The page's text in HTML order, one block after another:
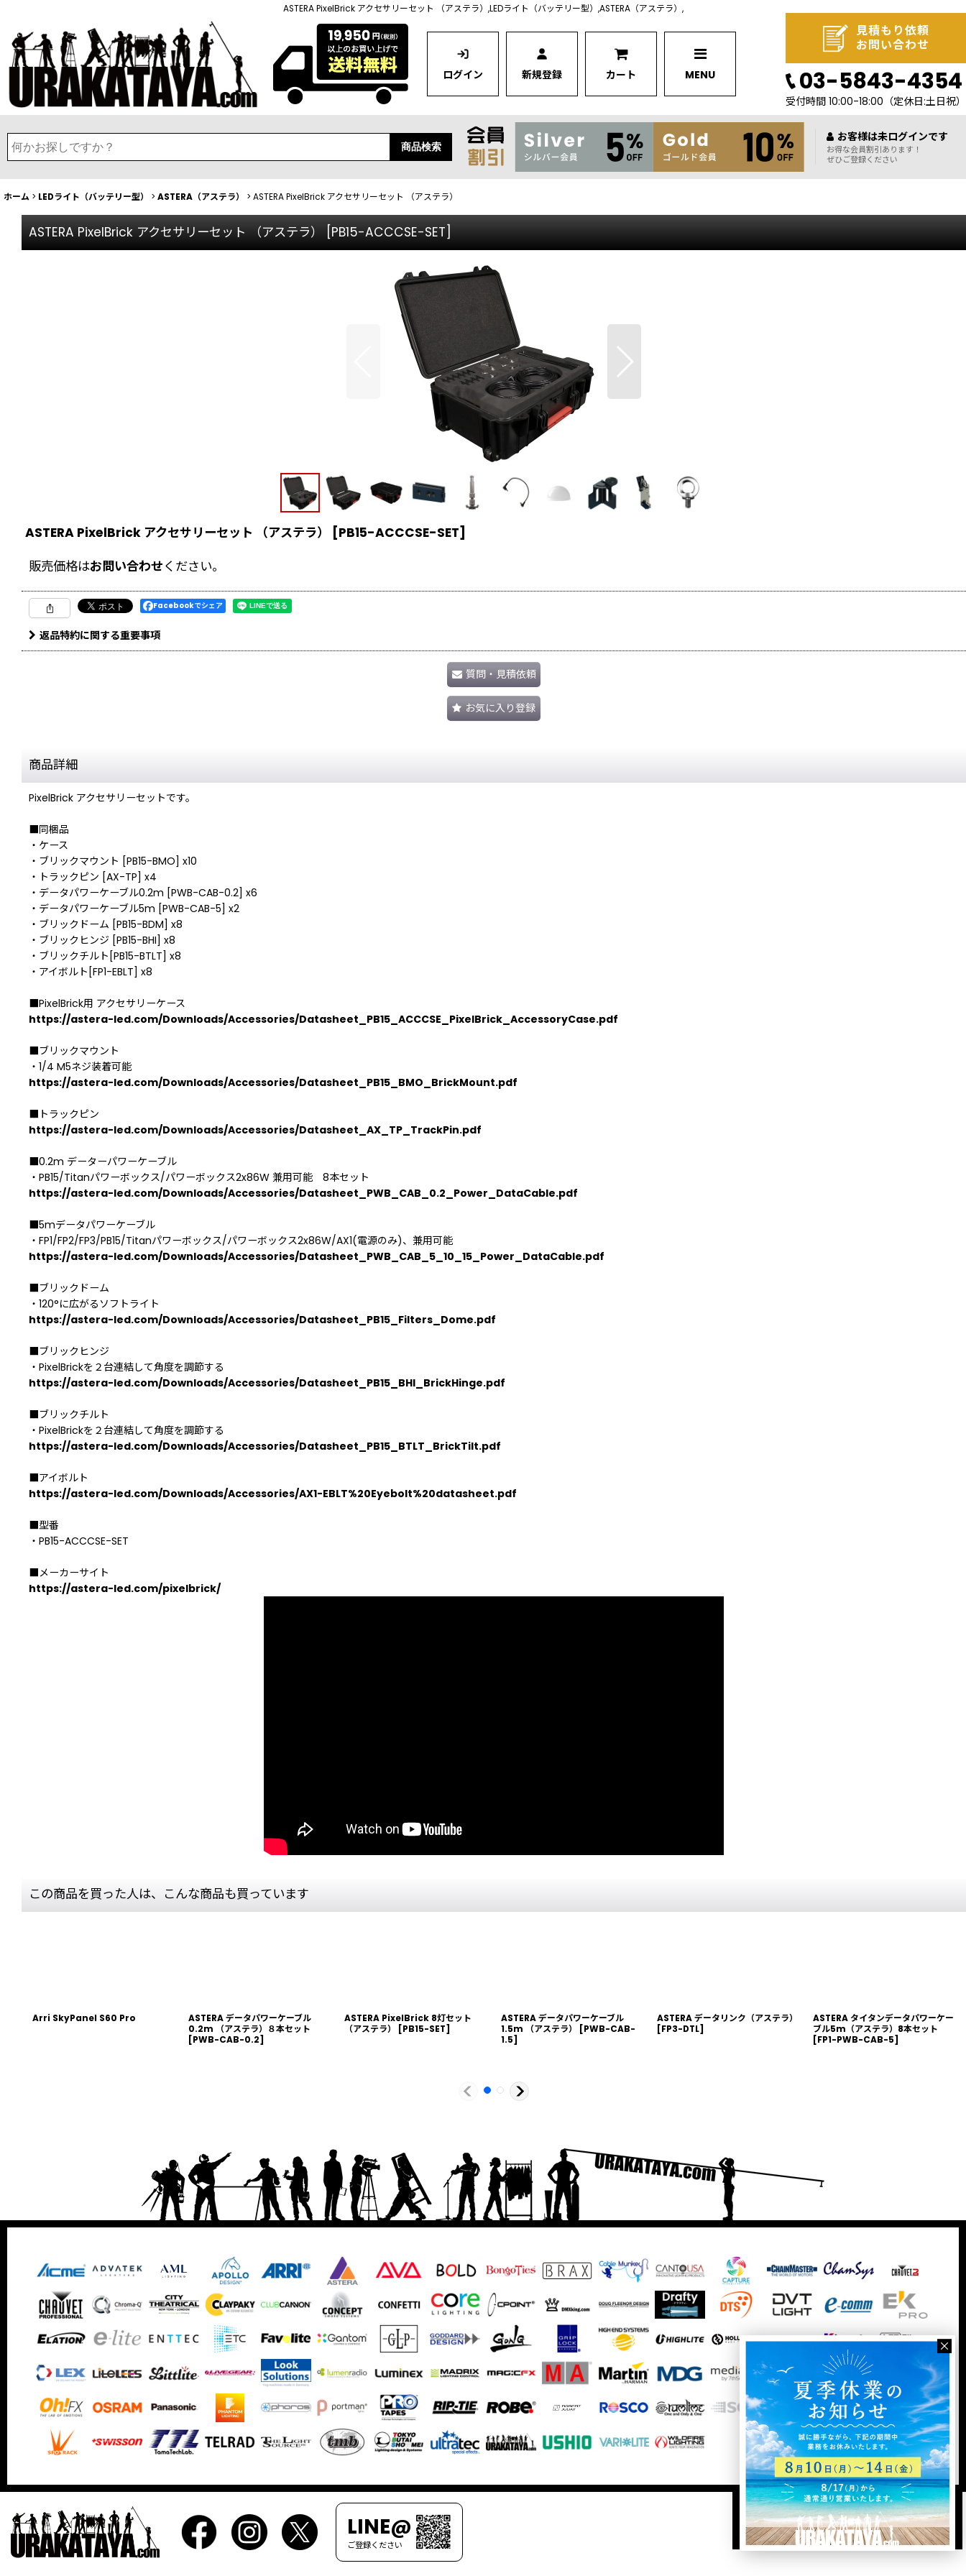
ASTERA PixelBrick アクセサリーセット （アステラ）,LEDライト（バッテリー型）,ASTERA（アステラ）,
ログイン 新規登録 カート MENU
見積もり依頼
お問い合わせ
03-5843-4354
受付時間 10:00-18:00 （定休日:土日祝）
商品検索
お客様は未ログインです
お得な会員割引あります！
ぜひご登録ください
ホーム > LEDライト（バッテリー型） > ASTERA（アステラ） > ASTERA PixelBrick アクセサリーセット （アステラ）
ASTERA PixelBrick アクセサリーセット （アステラ） PB15-ACCCSE-SET
ASTERA PixelBrick アクセサリーセット （アステラ） [PB15-ACCCSE-SET]
販売価格はお問い合わせください。
Facebookでシェア
返品特約に関する重要事項
質問・見積依頼
お気に入り登録
商品詳細
PixelBrick アクセサリーセットです。
■同梱品
・ケース
・ブリックマウント [PB15-BMO] x10
・トラックピン [AX-TP] x4
・データパワーケーブル0.2m [PWB-CAB-0.2] x6
・データパワーケーブル5m [PWB-CAB-5] x2
・ブリックドーム [PB15-BDM] x8
・ブリックヒンジ [PB15-BHI] x8
・ブリックチルト[PB15-BTLT] x8
・アイボルト[FP1-EBLT] x8
■PixelBrick用 アクセサリーケース
https://astera-led.com/Downloads/Accessories/Datasheet_PB15_ACCCSE_PixelBrick_AccessoryCase.pdf
■ブリックマウント
・1/4 M5ネジ装着可能
https://astera-led.com/Downloads/Accessories/Datasheet_PB15_BMO_BrickMount.pdf
■トラックピン
https://astera-led.com/Downloads/Accessories/Datasheet_AX_TP_TrackPin.pdf
■0.2m データーパワーケーブル
・PB15/Titanパワーボックス/パワーボックス2x86W 兼用可能 8本セット
https://astera-led.com/Downloads/Accessories/Datasheet_PWB_CAB_0.2_Power_DataCable.pdf
■5mデータパワーケーブル
・FP1/FP2/FP3/PB15/Titanパワーボックス/パワーボックス2x86W/AX1(電源のみ)、兼用可能
https://astera-led.com/Downloads/Accessories/Datasheet_PWB_CAB_5_10_15_Power_DataCable.pdf
■ブリックドーム
・120°に広がるソフトライト
https://astera-led.com/Downloads/Accessories/Datasheet_PB15_Filters_Dome.pdf
■ブリックヒンジ
・PixelBrickを２台連結して角度を調節する
https://astera-led.com/Downloads/Accessories/Datasheet_PB15_BHI_BrickHinge.pdf
■ブリックチルト
・PixelBrickを２台連結して角度を調節する
https://astera-led.com/Downloads/Accessories/Datasheet_PB15_BTLT_BrickTilt.pdf
■アイボルト
https://astera-led.com/Downloads/Accessories/AX1-EBLT%20Eyebolt%20datasheet.pdf
■型番
・PB15-ACCCSE-SET
■メーカーサイト
https://astera-led.com/pixelbrick/
この商品を買った人は、こんな商品も買っています
Arri SkyPanel S60 Pro
ASTERA データパワーケーブル
0.2m （アステラ）８本セット
[PWB-CAB-0.2]
ASTERA PixelBrick 8灯セット
（アステラ）
[PB15-SET]
ASTERA データパワーケーブル
1.5m （アステラ）
[PWB-CAB-
1.5]
ASTERA データリンク（アステラ）
[FP3-DTL]
ASTERA タイタンデータパワーケー
ブル5m（アステラ）8本セット
[FP1-PWB-CAB-5]
LINE@
ご登録ください
ログイン 新規登録 カート